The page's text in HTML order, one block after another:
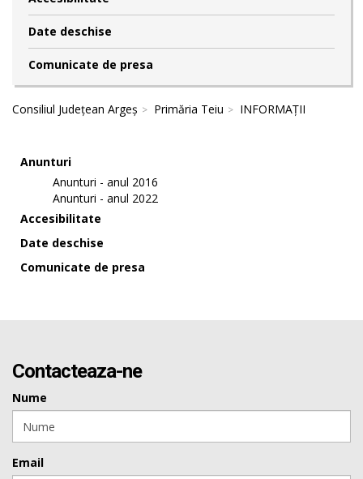
Date deschise
Comunicate de presa
Consiliul Județean Argeș Primăria Teiu INFORMAȚII
Anunturi
Anunturi - anul 2016
Anunturi - anul 2022
Accesibilitate
Date deschise
Comunicate de presa
Contacteaza-ne
Nume
Email